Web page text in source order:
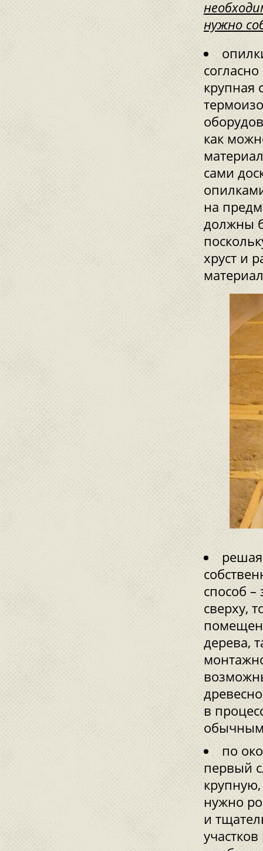
нужно
крупная
как
сами
на
должны
хруст и
способ
сверху,
дерева,
в
обычным
по
первый
крупную,
нужно
и